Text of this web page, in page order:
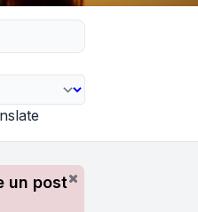
un post